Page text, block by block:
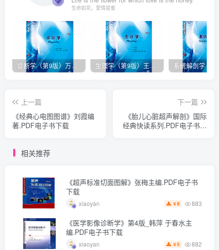
生命如花，爱情是蜜
诊断学（第9版）万学红主编_人卫版教材.PDF电子书下载 生理学（第9版）王庭槐主编_人卫版教材.PDF电子书下载
上一篇
《经典心电图图谱》刘霞编
著.PDF电子书下载
下一篇
《胎儿心脏超声解剖》国际
经典快读系列.PDF电子书下
相关推荐
《超声标准切面图解》张梅主编.PDF电子书
下载
xiaoyan ￥8 883
《医学影像诊断学》第4版_韩萍 于春水主
编.PDF电子书下载
xiaoyan ￥5 882